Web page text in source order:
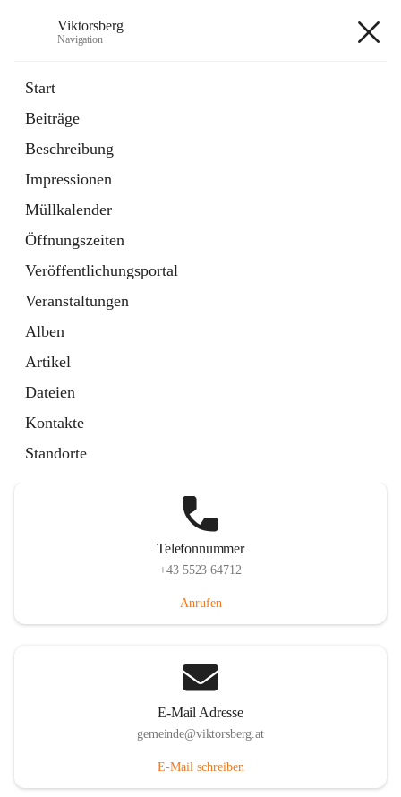
Viktorsberg
Navigation
Start
Beiträge
Beschreibung
Impressionen
Müllkalender
Öffnungszeiten
Veröffentlichungsportal
Veranstaltungen
Alben
Artikel
Dateien
Kontakte
Standorte
1 Schnellzugriff
Bürgerservice
10 Schnellzugriffe
Telefonnummer
+43 5523 64712
Anrufen
E-Mail Adresse
gemeinde@viktorsberg.at
E-Mail schreiben